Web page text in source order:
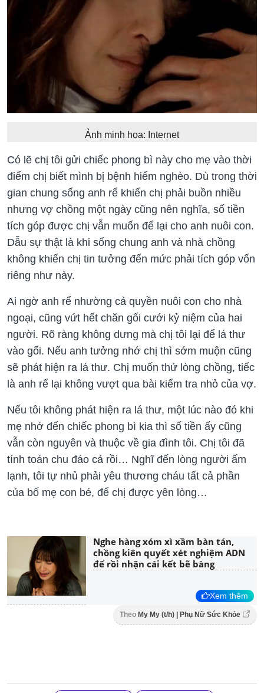
Ảnh minh họa: Internet
Có lẽ chị tôi gửi chiếc phong bì này cho mẹ vào thời
điểm chị biết mình bị bệnh hiểm nghèo. Dù trong thời
gian chung sống anh rể khiến chị phải buồn nhiều
nhưng vợ chồng một ngày cũng nên nghĩa, số tiền
tích góp được chị vẫn muốn để lại cho anh nuôi con.
Dẫu sự thật là khi sống chung anh và nhà chồng
không khiến chị tin tưởng đến mức phải tích góp vốn
riêng như này.
Ai ngờ anh rể nhường cả quyền nuôi con cho nhà
ngoại, cũng vứt hết chăn gối cưới kỷ niệm của hai
người. Rõ ràng không dưng mà chị tôi lại để lá thư
vào gối. Nếu anh tưởng nhớ chị thì sớm muộn cũng
sẽ phát hiện ra lá thư. Chị muốn thử lòng chồng, tiếc
là anh rể lại không vượt qua bài kiểm tra nhỏ của vợ.
Nếu tôi không phát hiện ra lá thư, một lúc nào đó khi
mẹ nhớ đến chiếc phong bì kia thì số tiền ấy cũng
vẫn còn nguyên và thuộc về gia đình tôi. Chị tôi đã
tính toán chu đáo cả rồi… Nghĩ đến lòng người ấm
lạnh, tôi tự nhủ phải yêu thương cháu tất cả phần
của bố mẹ con bé, để chị được yên lòng…
Nghe hàng xóm xì xầm bàn tán,
chồng kiên quyết xét nghiệm ADN
để rồi nhận cái kết bẽ bàng
Xem thêm
Theo My My (t/h) | Phụ Nữ Sức Khỏe